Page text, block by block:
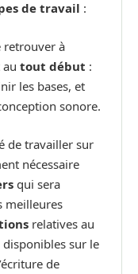
de travail :
retrouver à
tout début :
les bases, et
sonore.
de travailler sur
nécessaire
qui sera
meilleures
relatives au
disponibles sur le
de